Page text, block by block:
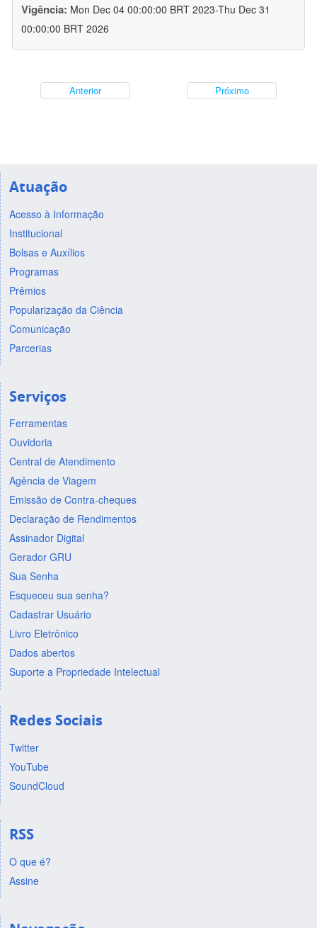
Vigência: Mon Dec 04 00:00:00 BRT 2023-Thu Dec 31
00:00:00 BRT 2026
Anterior Próximo
Atuação
Acesso à Informação
Institucional
Bolsas e Auxílios
Programas
Prêmios
Popularização da Ciência
Comunicação
Parcerias
Serviços
Ferramentas
Ouvidoria
Central de Atendimento
Agência de Viagem
Emissão de Contra-cheques
Declaração de Rendimentos
Assinador Digital
Gerador GRU
Sua Senha
Esqueceu sua senha?
Cadastrar Usuário
Livro Eletrônico
Dados abertos
Suporte a Propriedade Intelectual
Redes Sociais
Twitter
YouTube
SoundCloud
RSS
O que é?
Assine